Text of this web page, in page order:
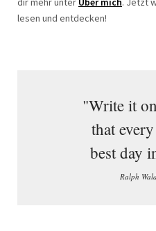
lesen und entdecken!
"Write it
that
best day
Ralph